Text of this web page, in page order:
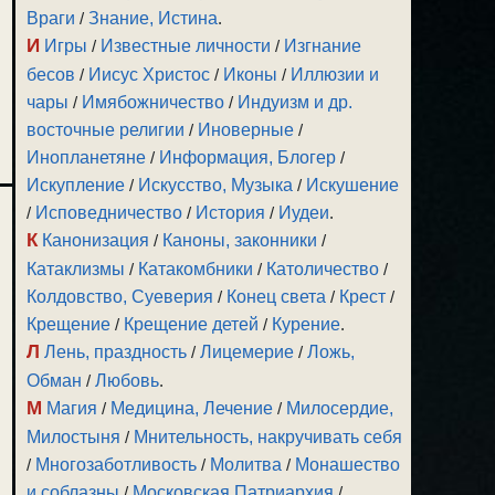
Враги /Знание, Истина.
И Игры / Известные личности / Изгнание
бесов / Иисус Христос / Иконы / Иллюзии и
чары / Имябожничество / Индуизм и др.
восточные религии / Иноверные /
Инопланетяне / Информация, Блогер /
Искупление / Искусство, Музыка / Искушение
/ Исповедничество / История / Иудеи.
К Канонизация / Каноны, законники /
Катаклизмы / Катакомбники / Католичество /
Колдовство, Суеверия / Конец света / Крест /
Крещение / Крещение детей / Курение.
Л Лень, праздность /Лицемерие /Ложь,
Обман /Любовь.
М Магия / Медицина, Лечение / Милосердие,
Милостыня / Мнительность, накручивать себя
/ Многозаботливость / Молитва / Монашество